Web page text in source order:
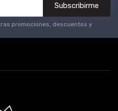
Subscribirme
promociones, descuentos y